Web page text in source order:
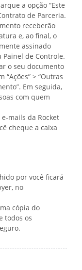
a opção “Este
de Parceria.
receberão
e, ao final, o
assinado
Painel de Controle.
o seu documento
> “Outras
Em seguida,
com quem
mails da Rocket
cheque a caixa
por você ficará
no
cópia do
todos os